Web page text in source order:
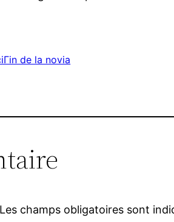
de la novia
Les champs obligatoires sont